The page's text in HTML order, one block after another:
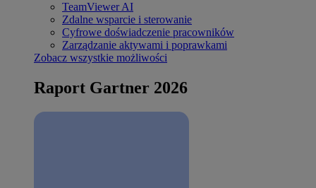
TeamViewer AI
Zdalne wsparcie i sterowanie
Cyfrowe doświadczenie pracowników
Zarządzanie aktywami i poprawkami
Zobacz wszystkie możliwości
Raport Gartner 2026